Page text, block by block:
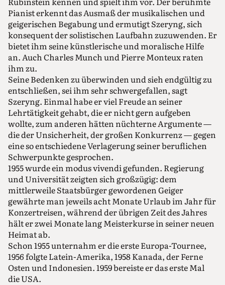
Pianist erkennt das Ausmaß der musikalischen und
geigerischen Begabung und ermutigt Szeryng, sich
konsequent der solistischen Laufbahn zuzuwenden. Er
bietet ihm seine künstlerische und moralische Hilfe
an. Auch Charles Munch und Pierre Monteux raten
ihm zu.
Seine Bedenken zu überwinden und sieh endgültig zu
entschließen, sei ihm sehr schwergefallen, sagt
Szeryng. Einmal habe er viel Freude an seiner
Lehrtätigkeit gehabt, die er nicht gern aufgeben
wollte, zum anderen hätten nüchterne Argumente —
die der Unsicherheit, der großen Konkurrenz — gegen
eine so entschiedene Verlagerung seiner beruflichen
Schwerpunkte gesprochen.
1955 wurde ein modus vivendi gefunden. Regierung
und Universität zeigten sich großzügig: dem
mittlerweile Staatsbürger gewordenen Geiger
gewährte man jeweils acht Monate Urlaub im Jahr für
Konzertreisen, während der übrigen Zeit des Jahres
hält er zwei Monate lang Meisterkurse in seiner neuen
Heimat ab.
Schon 1955 unternahm er die erste Europa-Tournee,
1956 folgte Latein-Amerika, 1958 Kanada, der Ferne
Osten und Indonesien. 1959 bereiste er das erste Mal
die USA.